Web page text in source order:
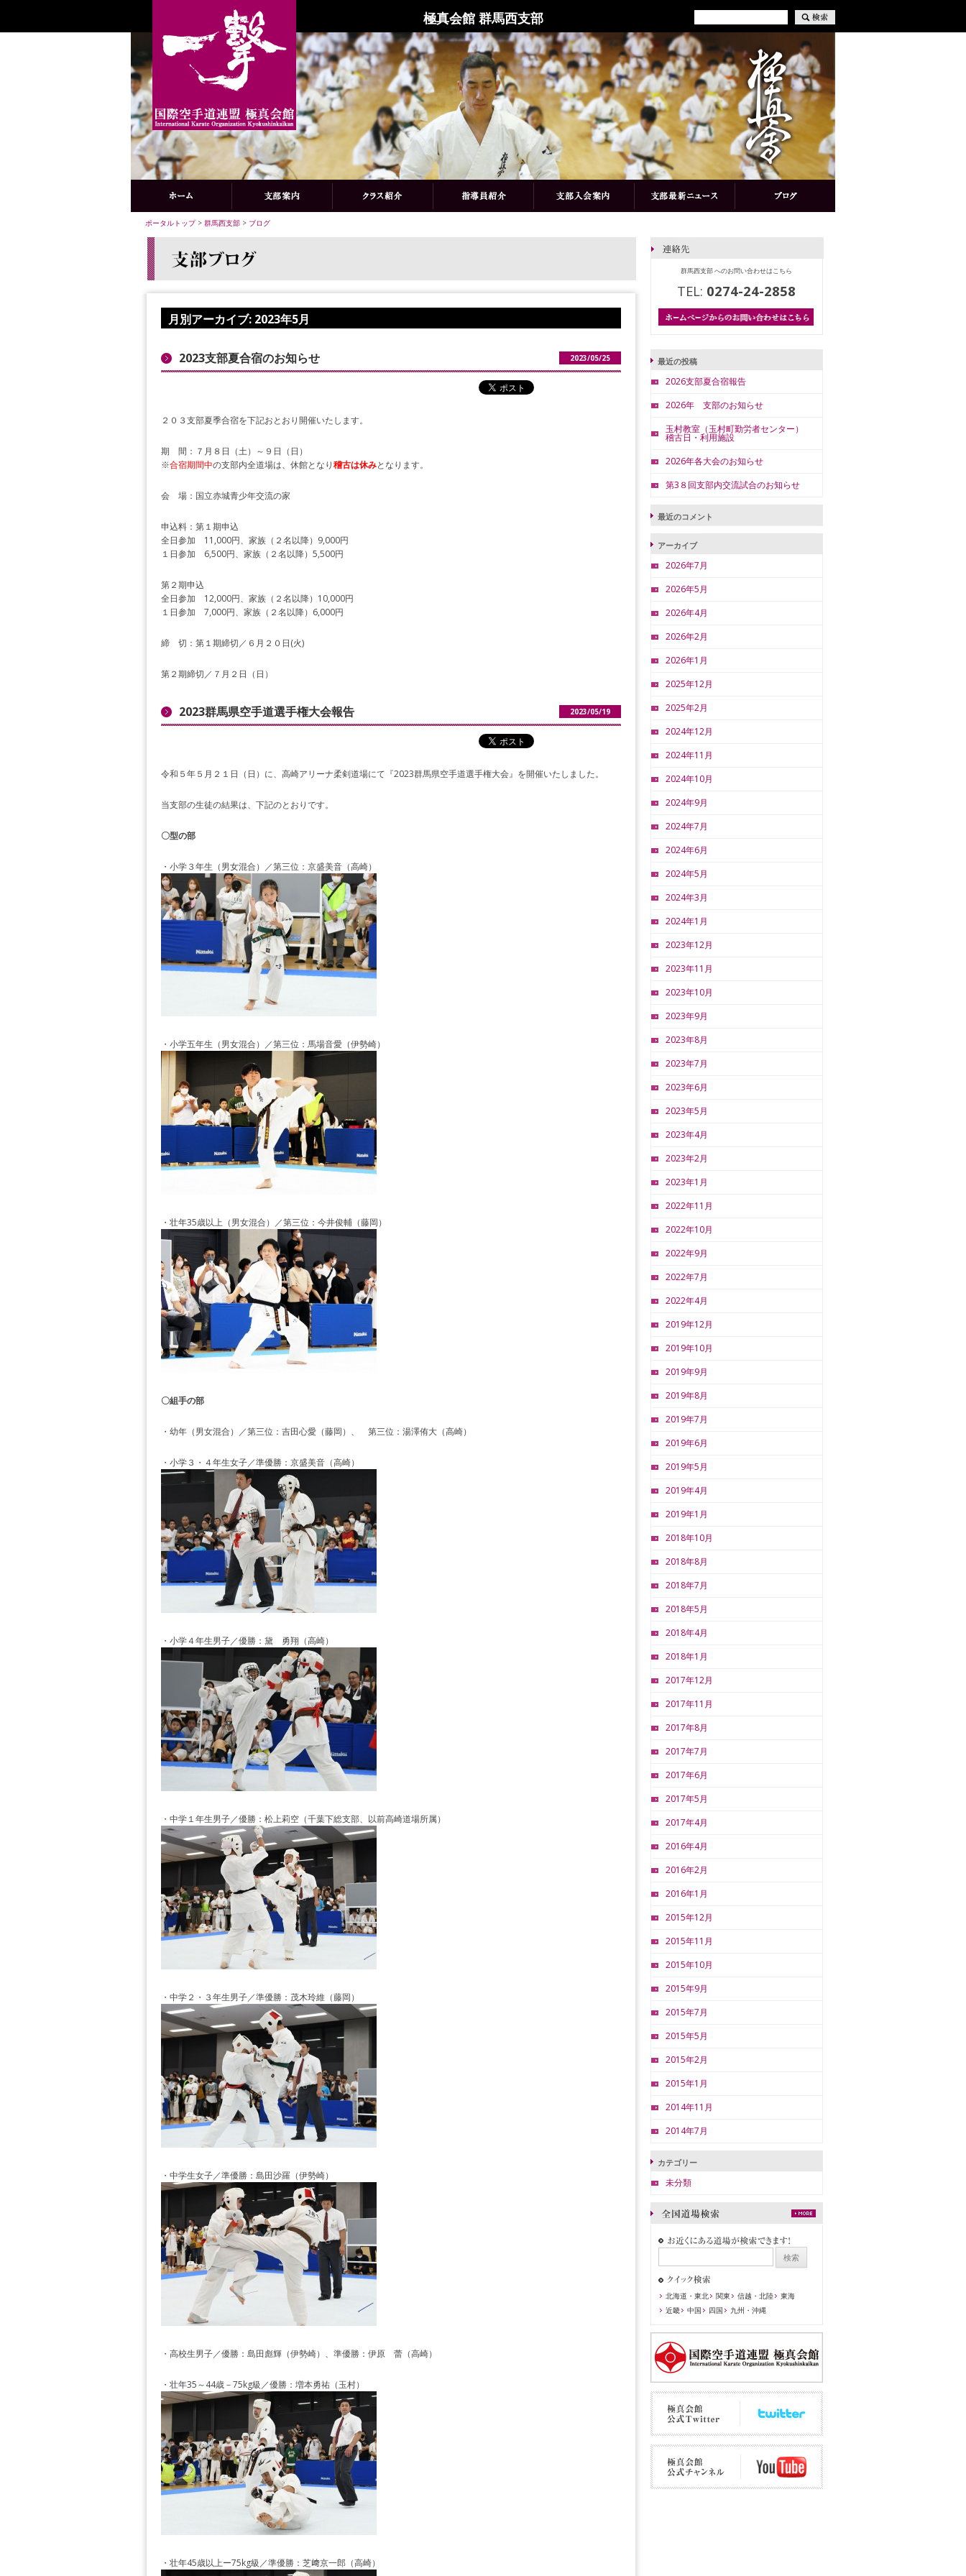
極真会館 群馬西支部
ポータルトップ> 群馬西支部 > ブログ
月別アーカイブ: 2023年5月
2023支部夏合宿のお知らせ 2023/05/25
２０３支部夏季合宿を下記おとおり開催いたします。
期 間：７月８日（土）～９日（日）
※合宿期間中の支部内全道場は、休館となり稽古は休みとなります。
会 場：国立赤城青少年交流の家
申込料：第１期申込
全日参加 11,000円、家族（２名以降）9,000円
１日参加 6,500円、家族（２名以降）5,500円
第２期申込
全日参加 12,000円、家族（２名以降）10,000円
１日参加 7,000円、家族（２名以降）6,000円
締 切：第１期締切／６月２０日(火)
第２期締切／７月２日（日）
2023群馬県空手道選手権大会報告 2023/05/19
令和５年５月２１日（日）に、高崎アリーナ柔剣道場にて『2023群馬県空手道選手権大会』を開催いたしました。
当支部の生徒の結果は、下記のとおりです。
〇型の部
・小学３年生（男女混合）／第三位：京盛美音（高崎）
・小学五年生（男女混合）／第三位：馬場音愛（伊勢崎）
・壮年35歳以上（男女混合）／第三位：今井俊輔（藤岡）
〇組手の部
・幼年（男女混合）／第三位：吉田心愛（藤岡）、 第三位：湯澤侑大（高崎）
・小学３・４年生女子／準優勝：京盛美音（高崎）
・小学４年生男子／優勝：黛 勇翔（高崎）
・中学１年生男子／優勝：松上莉空（千葉下総支部、以前高崎道場所属）
・中学２・３年生男子／準優勝：茂木玲維（藤岡）
・中学生女子／準優勝：島田沙羅（伊勢崎）
・高校生男子／優勝：島田彪輝（伊勢崎）、準優勝：伊原 蕾（高崎）
・壮年35～44歳－75kg級／優勝：増本勇祐（玉村）
・壮年45歳以上ー75kg級／準優勝：芝﨑京一郎（高崎）
群馬西支部 へのお問い合わせはこちら
TEL: 0274-24-2858
最近の投稿
2026支部夏合宿報告
2026年 支部のお知らせ
玉村教室（玉村町勤労者センター）
稽古日・利用施設
2026年各大会のお知らせ
第3８回支部内交流試合のお知らせ
最近のコメント
アーカイブ
2026年7月
2026年5月
2026年4月
2026年2月
2026年1月
2025年12月
2025年2月
2024年12月
2024年11月
2024年10月
2024年9月
2024年7月
2024年6月
2024年5月
2024年3月
2024年1月
2023年12月
2023年11月
2023年10月
2023年9月
2023年8月
2023年7月
2023年6月
2023年5月
2023年4月
2023年2月
2023年1月
2022年11月
2022年10月
2022年9月
2022年7月
2022年4月
2019年12月
2019年10月
2019年9月
2019年8月
2019年7月
2019年6月
2019年5月
2019年4月
2019年1月
2018年10月
2018年8月
2018年7月
2018年5月
2018年4月
2018年1月
2017年12月
2017年11月
2017年8月
2017年7月
2017年6月
2017年5月
2017年4月
2016年4月
2016年2月
2016年1月
2015年12月
2015年11月
2015年10月
2015年9月
2015年7月
2015年5月
2015年2月
2015年1月
2014年11月
2014年7月
カテゴリー
未分類
北海道・東北 関東 信越・北陸
東海
近畿
中国 四国 九州・沖縄